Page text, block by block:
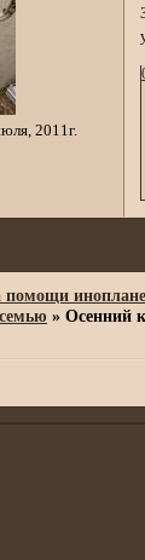
2011г.
»Осенний